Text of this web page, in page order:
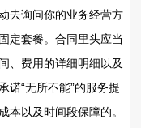
去询问你的业务经营方
定套餐。合同里头应当
、费用的详细明细以及
诺“无所不能”的服务提
本以及时间段保障的。